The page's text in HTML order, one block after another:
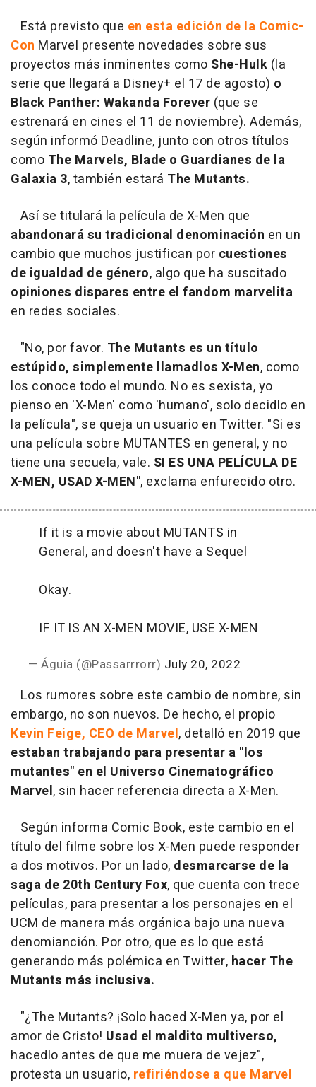
Está previsto que en esta edición de la Comic-
Con Marvel presente novedades sobre sus
proyectos más inminentes como She-Hulk (la
serie que llegará a Disney+ el 17 de agosto) o
Black Panther: Wakanda Forever (que se
estrenará en cines el 11 de noviembre). Además,
según informó Deadline, junto con otros títulos
como The Marvels, Blade o Guardianes de la
Galaxia 3, también estará The Mutants.
Así se titulará la película de X-Men que
abandonará su tradicional denominación en un
cambio que muchos justifican por cuestiones
de igualdad de género, algo que ha suscitado
opiniones dispares entre el fandom marvelita
en redes sociales.
"No, por favor. The Mutants es un título
estúpido, simplemente llamadlos X-Men, como
los conoce todo el mundo. No es sexista, yo
pienso en 'X-Men' como 'humano', solo decidlo en
la película", se queja un usuario en Twitter. "Si es
una película sobre MUTANTES en general, y no
tiene una secuela, vale. SI ES UNA PELÍCULA DE
X-MEN, USAD X-MEN", exclama enfurecido otro.
If it is a movie about MUTANTS in
General, and doesn't have a Sequel
Okay.
IF IT IS AN X-MEN MOVIE, USE X-MEN
— Águia (@Passarrrorr) July 20, 2022
Los rumores sobre este cambio de nombre, sin
embargo, no son nuevos. De hecho, el propio
Kevin Feige, CEO de Marvel, detalló en 2019 que
estaban trabajando para presentar a "los
mutantes" en el Universo Cinematográfico
Marvel, sin hacer referencia directa a X-Men.
Según informa Comic Book, este cambio en el
título del filme sobre los X-Men puede responder
a dos motivos. Por un lado, desmarcarse de la
saga de 20th Century Fox, que cuenta con trece
películas, para presentar a los personajes en el
UCM de manera más orgánica bajo una nueva
denomianción. Por otro, que es lo que está
generando más polémica en Twitter, hacer The
Mutants más inclusiva.
"¿The Mutants? ¡Solo haced X-Men ya, por el
amor de Cristo! Usad el maldito multiverso,
hacedlo antes de que me muera de vejez",
protesta un usuario, refiriéndose a que Marvel